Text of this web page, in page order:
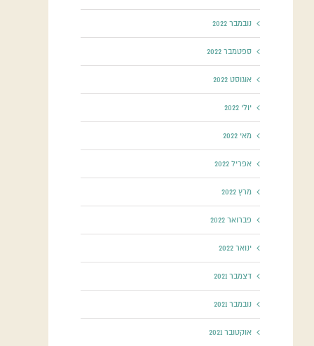
נובמבר 2022
ספטמבר 2022
אוגוסט 2022
יולי 2022
מאי 2022
אפריל 2022
מרץ 2022
פברואר 2022
ינואר 2022
דצמבר 2021
נובמבר 2021
אוקטובר 2021